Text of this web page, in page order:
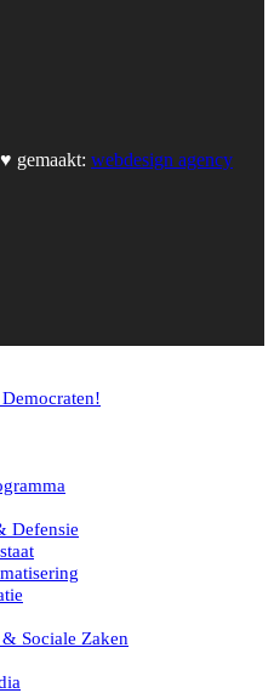
gemaakt: webdesign agency
Defensie
Sociale Zaken